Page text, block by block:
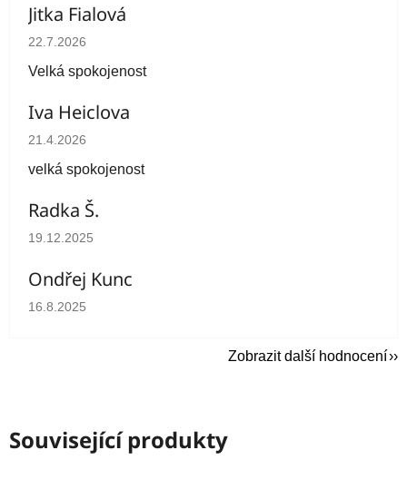
Jitka Fialová
Hodnocení obchodu je 5 z 5 hvězdiček.
22.7.2026
Velká spokojenost
Iva Heiclova
Hodnocení obchodu je 5 z 5 hvězdiček.
21.4.2026
velká spokojenost
Radka Š.
Hodnocení obchodu je 5 z 5 hvězdiček.
19.12.2025
Ondřej Kunc
Hodnocení obchodu je 5 z 5 hvězdiček.
16.8.2025
Zobrazit další hodnocení
Související produkty